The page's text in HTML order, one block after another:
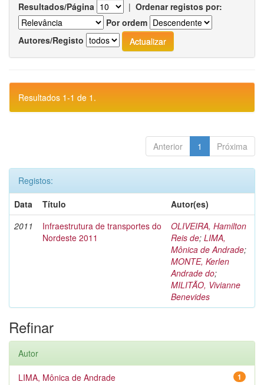
Resultados/Página | Ordenar registos por:
Por ordem
Autores/Registo
Resultados 1-1 de 1.
Anterior 1 Próxima
Registos:
Data
Título
Autor(es)
2011
Infraestrutura de transportes do
Nordeste 2011
OLIVEIRA, Hamilton
Reis de; LIMA,
Mônica de Andrade;
MONTE, Kerlen
Andrade do;
MILITÃO, Vivianne
Benevides
Refinar
Autor
1
LIMA, Mônica de Andrade